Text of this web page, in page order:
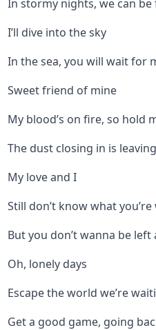
In stormy nights, we can be
I’ll dive into the sky
In the sea, you will wait for
Sweet friend of mine
My blood’s on fire, so hold
The dust closing in is
My love and I
Still don’t know what
But you don’t wanna be left
Oh, lonely days
Escape the world we’re
Get a good game, going